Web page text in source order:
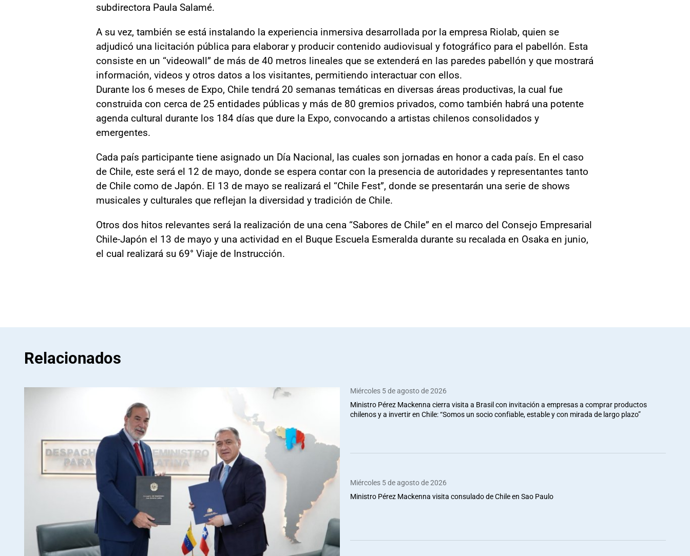
subdirectora Paula Salamé.
A su vez, también se está instalando la experiencia inmersiva desarrollada por la empresa Riolab, quien se
adjudicó una licitación pública para elaborar y producir contenido audiovisual y fotográfico para el pabellón. Esta
consiste en un “videowall” de más de 40 metros lineales que se extenderá en las paredes pabellón y que mostrará
información, videos y otros datos a los visitantes, permitiendo interactuar con ellos.
Durante los 6 meses de Expo, Chile tendrá 20 semanas temáticas en diversas áreas productivas, la cual fue
construida con cerca de 25 entidades públicas y más de 80 gremios privados, como también habrá una potente
agenda cultural durante los 184 días que dure la Expo, convocando a artistas chilenos consolidados y
emergentes.
Cada país participante tiene asignado un Día Nacional, las cuales son jornadas en honor a cada país. En el caso
de Chile, este será el 12 de mayo, donde se espera contar con la presencia de autoridades y representantes tanto
de Chile como de Japón. El 13 de mayo se realizará el “Chile Fest”, donde se presentarán una serie de shows
musicales y culturales que reflejan la diversidad y tradición de Chile.
Otros dos hitos relevantes será la realización de una cena “Sabores de Chile” en el marco del Consejo Empresarial
Chile-Japón el 13 de mayo y una actividad en el Buque Escuela Esmeralda durante su recalada en Osaka en junio,
el cual realizará su 69° Viaje de Instrucción.
Relacionados
Miércoles 5 de agosto de 2026
Ministro Pérez Mackenna cierra visita a Brasil con invitación a empresas a comprar productos
chilenos y a invertir en Chile: “Somos un socio confiable, estable y con mirada de largo plazo”
Miércoles 5 de agosto de 2026
Ministro Pérez Mackenna visita consulado de Chile en Sao Paulo